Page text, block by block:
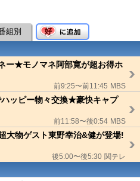
組別
ー★モノマネ阿部寛が超お得ホ
前9:25〜前11:45 MBS
ハッピー物々交換★豪快キャプ
前11:58〜後0:54 MBS
大物ゲスト東野幸治&健が登場!
後5:00〜後5:30 関テレ